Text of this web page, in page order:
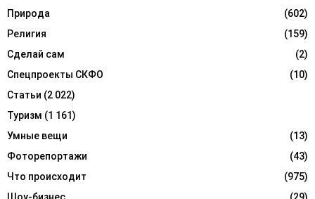
Природа
(602)
Религия
(159)
Сделай сам
(2)
Спецпроекты СКФО
(10)
Статьи (2 022)
Туризм (1 161)
Умные вещи
(13)
Фоторепортажи
(43)
Что происходит
(975)